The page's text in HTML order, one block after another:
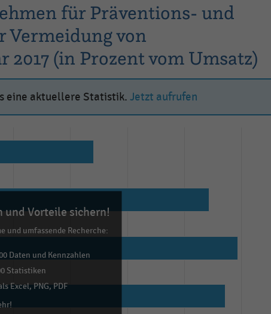
für Präventions- und
Vermeidung von
(in Prozent vom Umsatz)
eine aktuellere Statistik. Jetzt aufrufen
und Vorteile sichern!
und umfassende Recherche:
Daten und Kennzahlen
Statistiken
Excel, PNG, PDF